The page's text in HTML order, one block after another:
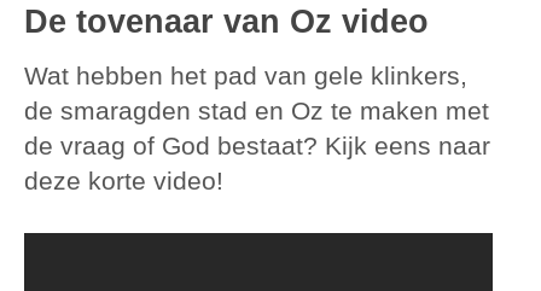
De tovenaar van Oz video
Wat hebben het pad van gele klinkers,
de smaragden stad en Oz te maken met
de vraag of God bestaat? Kijk eens naar
deze korte video!